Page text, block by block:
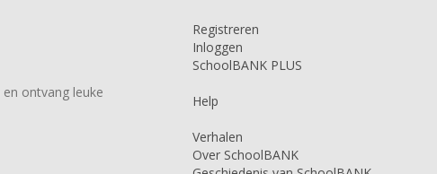
en ontvang leuke
Registreren
Inloggen
SchoolBANK PLUS
Help
Verhalen
Over SchoolBANK